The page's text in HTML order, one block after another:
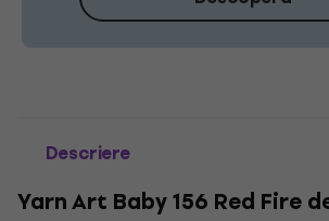
Descriere
Yarn Art Baby 156 Red Fire